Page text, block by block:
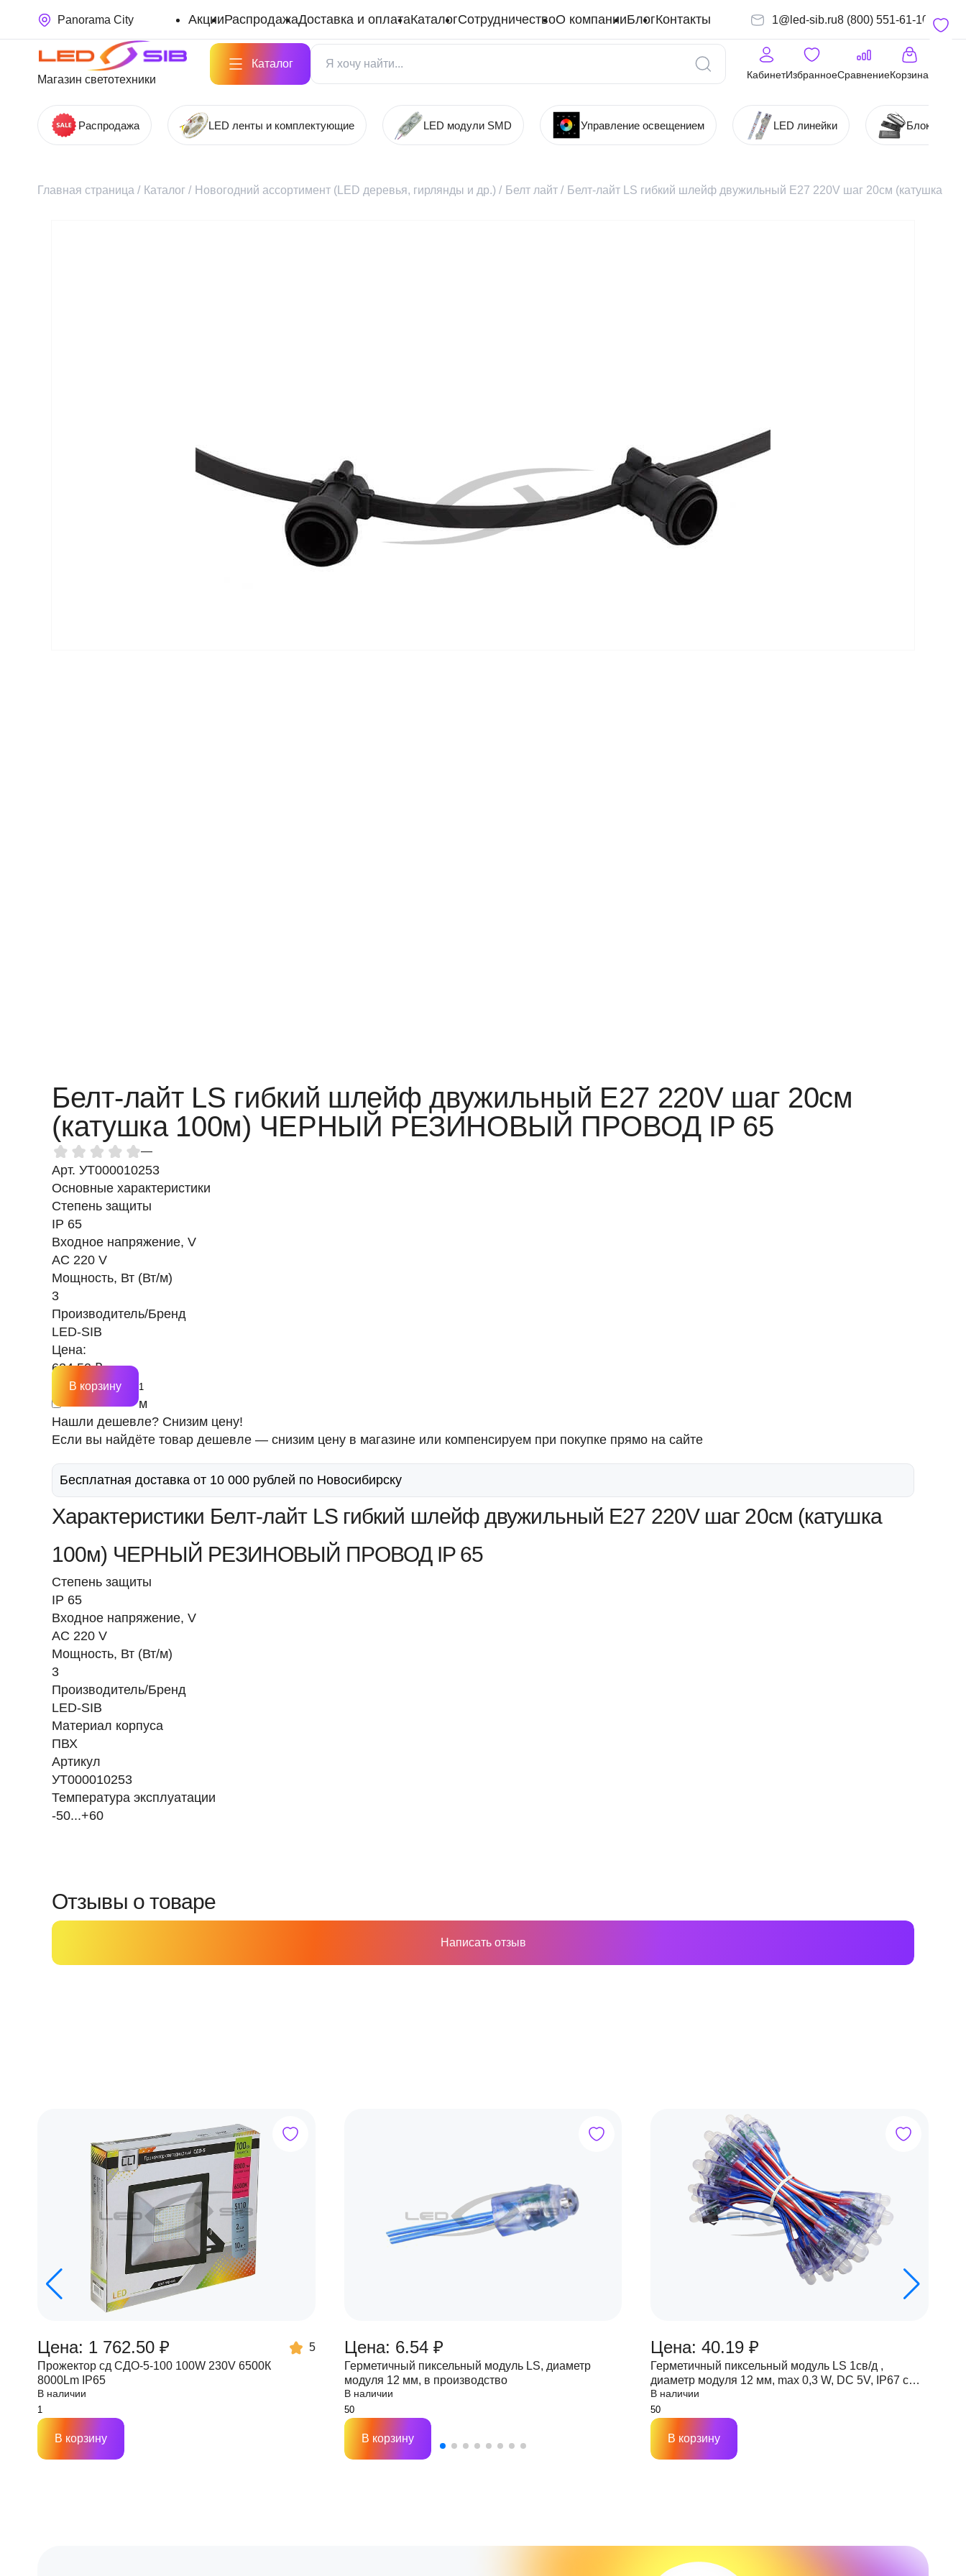
Panorama City АкцииРаспродажаДоставка и оплатаКаталогСотрудничествоО компанииБлогКонтакты 1@led-sib.ru8 (800) 551-61-10
Магазин светотехники
Каталог
КабинетИзбранноеСравнениеКорзина
Распродажа LED ленты и комплектующие LED модули SMD Управление освещением LED линейки Блоки
Главная страница / Каталог / Новогодний ассортимент (LED деревья, гирлянды и др.) / Белт лайт / Белт-лайт LS гибкий шлейф двужильный Е27 220V шаг 20см
Белт-лайт LS гибкий шлейф двужильный Е27 220V шаг 20см
(катушка 100м) ЧЕРНЫЙ РЕЗИНОВЫЙ ПРОВОД IP 65
—
Арт. УТ000010253
Основные характеристики
Степень защиты
IP 65
Входное напряжение, V
AC 220 V
Мощность, Вт (Вт/м)
3
Производитель/Бренд
LED-SIB
Цена:
634.50 ₽
м
В корзину
Нашли дешевле? Снизим цену!
Если вы найдёте товар дешевле — снизим цену в магазине или компенсируем при покупке прямо на сайте
Бесплатная доставка от 10 000 рублей по Новосибирску
Характеристики Белт-лайт LS гибкий шлейф двужильный Е27 220V шаг 20см (катушка
100м) ЧЕРНЫЙ РЕЗИНОВЫЙ ПРОВОД IP 65
Степень защиты
IP 65
Входное напряжение, V
AC 220 V
Мощность, Вт (Вт/м)
3
Производитель/Бренд
LED-SIB
Материал корпуса
ПВХ
Артикул
УТ000010253
Температура эксплуатации
-50...+60
Отзывы о товаре
Написать отзыв
Цена: 1 762.50 ₽
5
Прожектор сд СДО-5-100 100W 230V 6500К
8000Lm IP65
В наличии
В корзину
Цена: 6.54 ₽
Герметичный пиксельный модуль LS, диаметр
модуля 12 мм, в производство
В наличии
В корзину
Цена: 40.19 ₽
Герметичный пиксельный модуль LS 1св/д ,
диаметр модуля 12 мм, max 0,3 W, DC 5V, IP67 с
чипом 6803
В наличии
В корзину